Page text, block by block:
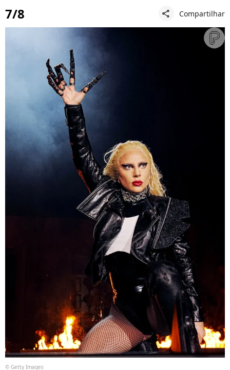
7/8 share Compartilhar
© Getty Images